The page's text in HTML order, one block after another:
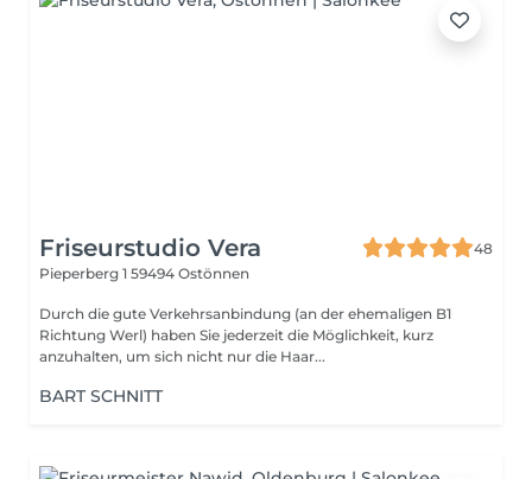
Friseurstudio Vera
48
Pieperberg 1 59494 Ostönnen
Durch die gute Verkehrsanbindung (an der ehemaligen B1
Richtung Werl) haben Sie jederzeit die Möglichkeit, kurz
anzuhalten, um sich nicht nur die Haar...
BART SCHNITT